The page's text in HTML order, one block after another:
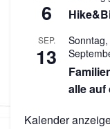
6
SEP.
13
alle auf
Kalender